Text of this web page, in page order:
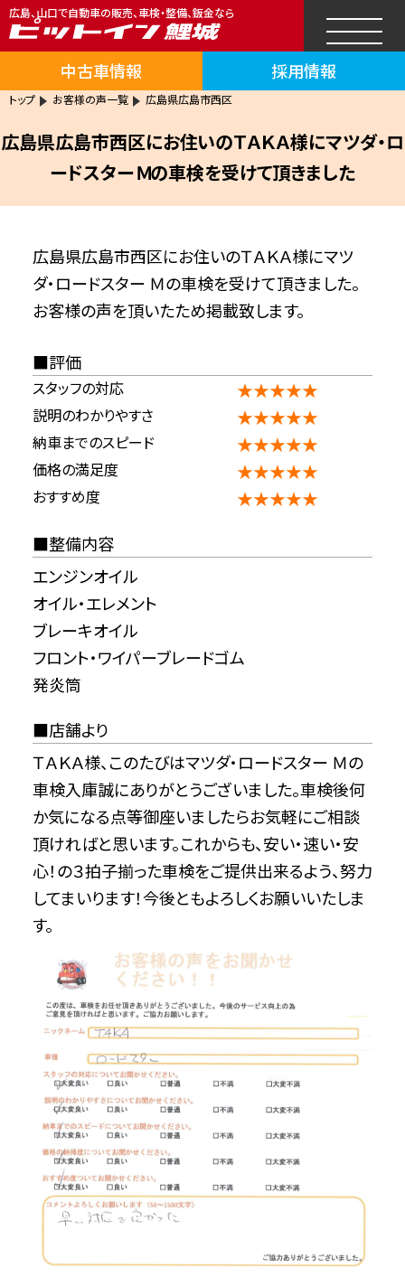
広島、山口で自動車の販売、車検・整備、鈑金なら
中古車情報 採用情報
トップ お客様の声一覧 広島県広島市西区
広島県広島市西区にお住いのＴＡＫＡ様にマツダ・ロ
ードスター Ｍの車検を受けて頂きました
広島県広島市西区にお住いのＴＡＫＡ様にマツ
ダ・ロードスター Ｍの車検を受けて頂きました。
お客様の声を頂いたため掲載致します。
評価
スタッフの対応 ★★★★★
説明のわかりやすさ ★★★★★
納車までのスピード ★★★★★
価格の満足度 ★★★★★
おすすめ度
★★★★★
整備内容
エンジンオイル
オイル・エレメント
ブレーキオイル
フロント・ワイパーブレードゴム
発炎筒
店舗より
ＴＡＫＡ様、このたびはマツダ・ロードスター Ｍの
車検入庫誠にありがとうございました。車検後何
か気になる点等御座いましたらお気軽にご相談
頂ければと思います。これからも、安い・速い・安
心！の３拍子揃った車検をご提供出来るよう、努力
してまいります！今後ともよろしくお願いいたしま
す。